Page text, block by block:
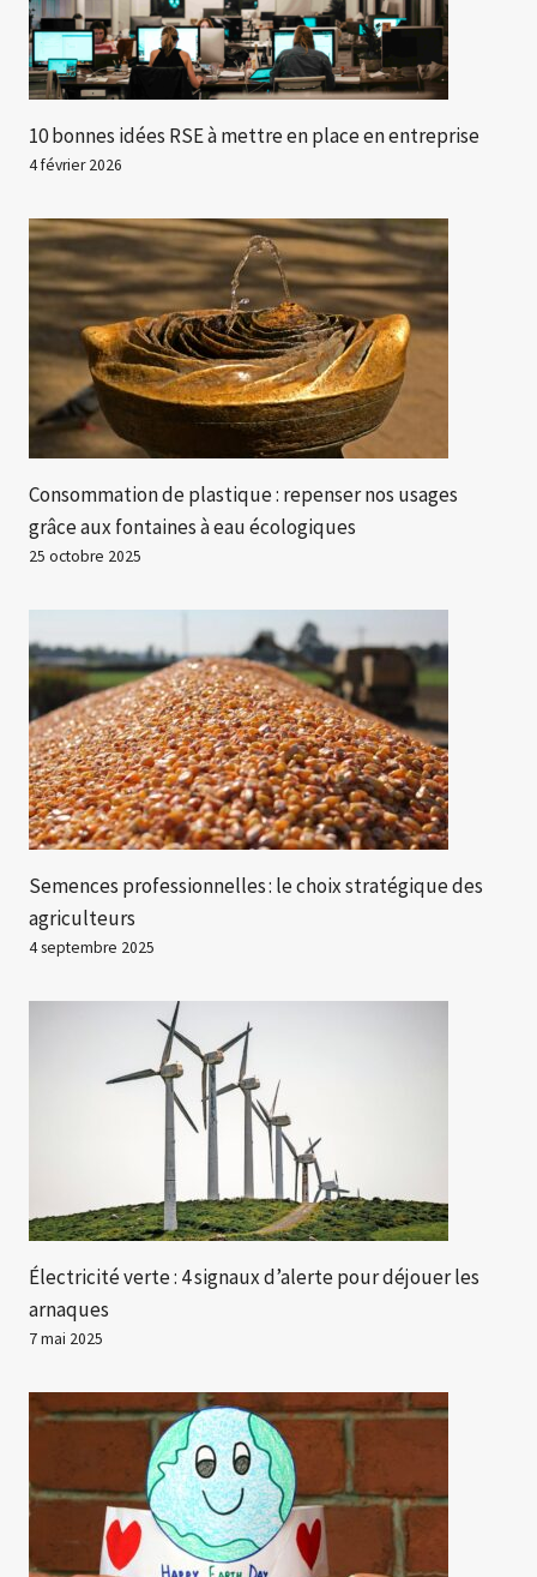
10 bonnes idées RSE à mettre en place en entreprise
4 février 2026
Consommation de plastique : repenser nos usages
grâce aux fontaines à eau écologiques
25 octobre 2025
Semences professionnelles : le choix stratégique des
agriculteurs
4 septembre 2025
Électricité verte : 4 signaux d’alerte pour déjouer les
arnaques
7 mai 2025